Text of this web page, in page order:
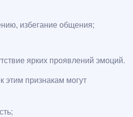
избегание общения;
ярких проявлений эмоций.
этим признакам могут